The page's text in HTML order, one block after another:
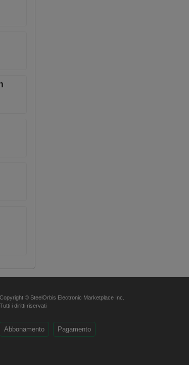
Copyright © SteelOrbis Electronic Marketplace Inc.
Tutti i diritti riservati
Abbonamento Pagamento